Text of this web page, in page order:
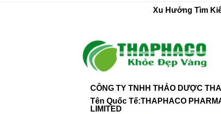
Xu Hướng Tìm
CÔNG TY TNHH THẢO DƯỢC
Tên Quốc Tế:THAPHACO
LIMITED